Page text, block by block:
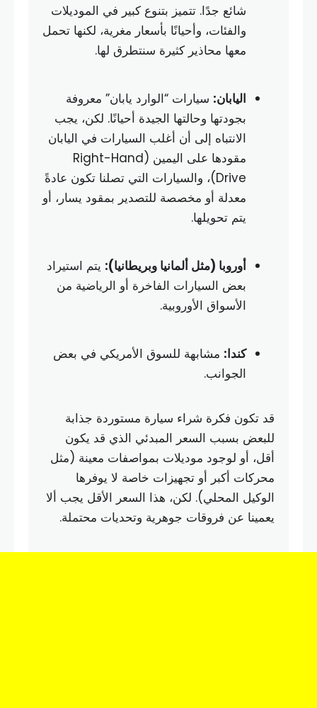
شائع جدًا. تتميز بتنوع كبير في الموديلات
والفئات، وأحيانًا بأسعار مغرية، لكنها تحمل
معها محاذير كثيرة سنتطرق لها.
اليابان: سيارات “الوارد يابان” معروفة
بجودتها وحالتها الجيدة أحيانًا. لكن، يجب
الانتباه إلى أن أغلب السيارات في اليابان
مقودها على اليمين (Right-Hand
Drive)، والسيارات التي تصلنا تكون عادةً
معدلة أو مخصصة للتصدير بمقود يسار، أو
يتم تحويلها.
أوروبا (مثل ألمانيا وبريطانيا): يتم استيراد
بعض السيارات الفاخرة أو الرياضية من
الأسواق الأوروبية.
كندا: مشابهة للسوق الأمريكي في بعض
الجوانب.
قد تكون فكرة شراء سيارة مستوردة جذابة
للبعض بسبب السعر المبدئي الذي قد يكون
أقل، أو لوجود موديلات بمواصفات معينة (مثل
محركات أكبر أو تجهيزات خاصة لا يوفرها
الوكيل المحلي). لكن، هذا السعر الأقل يجب ألا
يعمينا عن فروقات جوهرية وتحديات محتملة.